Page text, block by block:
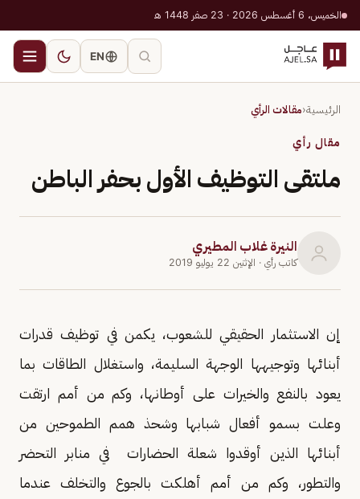
الخميس، 6 أغسطس 2026 · 23 صفر 1448 هـ
EN
الرئيسية‹مقالات الرأي
مقال رأي
ملتقى التوظيف الأول بحفر الباطن
النيرة غلاب المطيري
كاتب رأي · الإثنين 22 يوليو 2019
إن الاستثمار الحقيقي للشعوب، يكمن في توظيف قدرات
أبنائها وتوجيهها الوجهة السليمة، واستغلال الطاقات بما
يعود بالنفع والخيرات على أوطانها، وكم من أمم ارتقت
وعلت بسمو أفعال شبابها وشحذ همم الطموحين من
أبنائها الذين أوقدوا شعلة الحضارات في منابر التحضر
والتطور، وكم من أمم أهلكت بالجوع والتخلف عندما